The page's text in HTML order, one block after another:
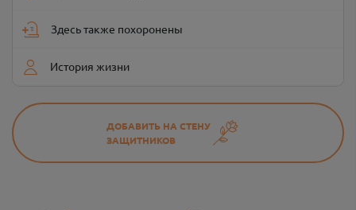
Здесь также похоронены
История жизни
ДОБАВИТЬ НА СТЕНУ
ЗАЩИТНИКОВ